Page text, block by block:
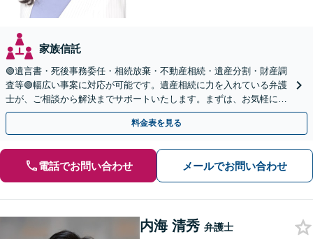
家族信託
🟢遺言書・死後事務委任・相続放棄・不動産相続・遺産分割・財産調
査等🟢幅広い事案に対応が可能です。遺産相続に力を入れている弁護
士が、ご相談から解決までサポートいたします。まずは、お気軽にお
問い合わせください。◤完全予約制・初回相談料無料◢
料金表を見る
電話でお問い合わせ メールでお問い合わせ
内海 清秀 弁護士